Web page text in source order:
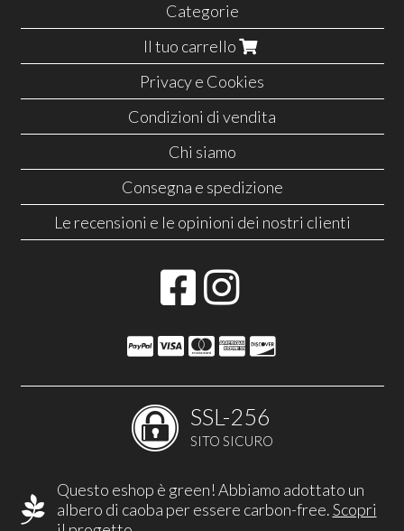
Categorie
Il tuo carrello
Privacy e Cookies
Condizioni di vendita
Chi siamo
Consegna e spedizione
Le recensioni e le opinioni dei nostri clienti
SSL-256
SITO SICURO
Questo eshop è green! Abbiamo adottato un
albero di caoba per essere carbon-free.Scopri